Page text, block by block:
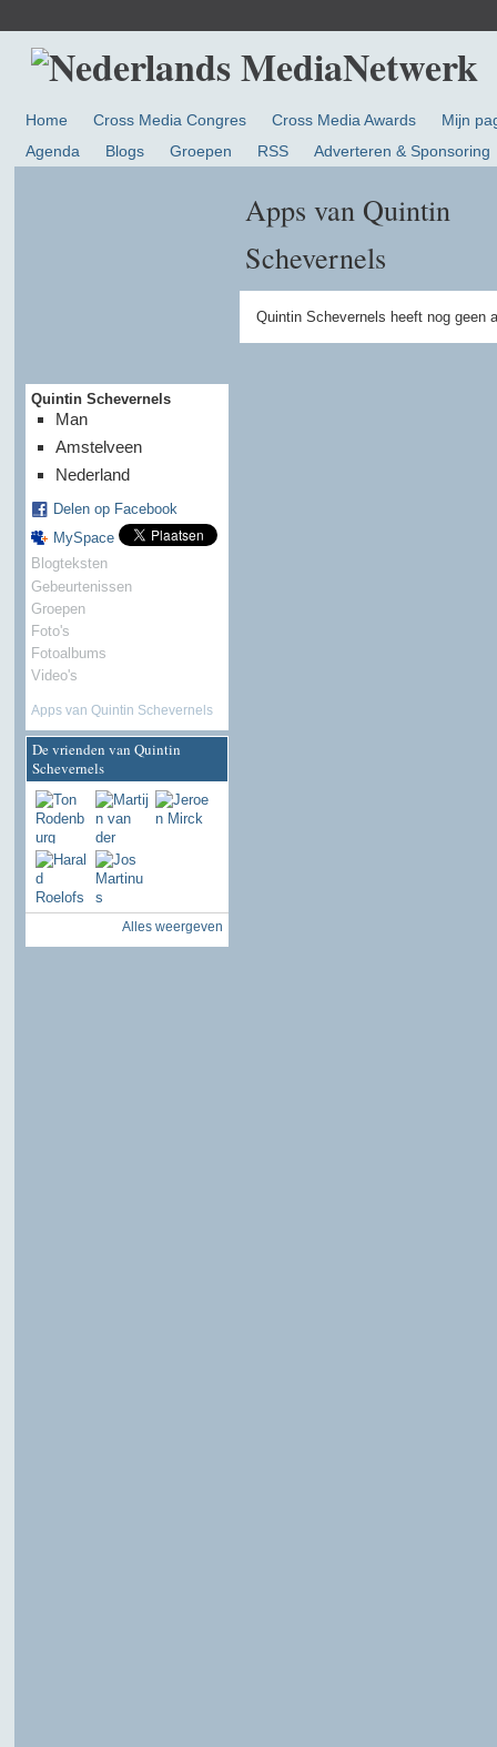
Home Cross Media Congres Cross Media Awards
Mijn
Agenda
Blogs Groepen RSS Adverteren & Sponsoring
Quintin Schevernels
Man
Amstelveen
Nederland
Delen op Facebook
MySpace
Blogteksten
Gebeurtenissen
Groepen
Foto's
Fotoalbums
Video's
Apps van Quintin Schevernels
De vrienden van Quintin
Schevernels
Alles weergeven
Apps van Quintin
Schevernels
Quintin Schevernels heeft nog geen